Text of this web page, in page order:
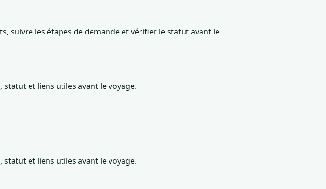
suivre les étapes de demande et vérifier le statut avant le
et liens utiles avant le voyage.
et liens utiles avant le voyage.